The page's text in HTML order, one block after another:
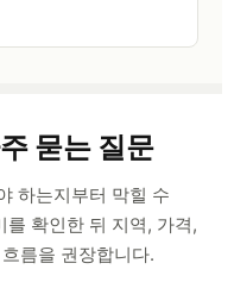
묻는 질문
하는지부터 막힐 수
확인한 뒤 지역, 가격,
름을 권장합니다.